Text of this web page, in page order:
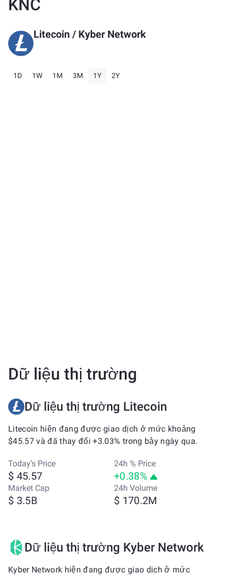
KNC
Litecoin / Kyber Network
1D 1W 1M 3M 1Y 2Y
Dữ liệu thị trường
Dữ liệu thị trường Litecoin
Litecoin hiện đang được giao dịch ở mức khoảng
$45.57 và đã thay đổi +3.03% trong bảy ngày qua.
Today’s Price
$ 45.57
24h % Price
+0.38%
Market Cap
$ 3.5B
24h Volume
$ 170.2M
Dữ liệu thị trường Kyber Network
Kyber Network hiện đang được giao dịch ở mức